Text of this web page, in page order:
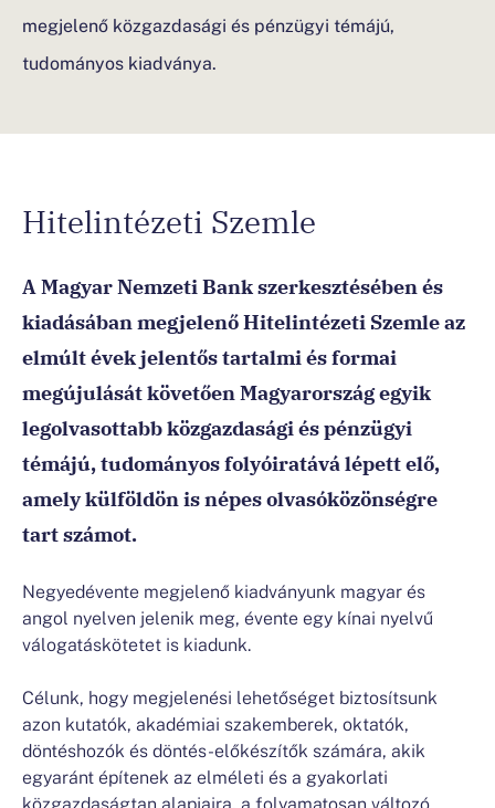
megjelenő közgazdasági és pénzügyi témájú,
tudományos kiadványa.
Hitelintézeti Szemle
A Magyar Nemzeti Bank szerkesztésében és
kiadásában megjelenő Hitelintézeti Szemle az
elmúlt évek jelentős tartalmi és formai
megújulását követően Magyarország egyik
legolvasottabb közgazdasági és pénzügyi
témájú, tudományos folyóiratává lépett elő,
amely külföldön is népes olvasóközönségre
tart számot.
Negyedévente megjelenő kiadványunk magyar és
angol nyelven jelenik meg, évente egy kínai nyelvű
válogatáskötetet is kiadunk.
Célunk, hogy megjelenési lehetőséget biztosítsunk
azon kutatók, akadémiai szakemberek, oktatók,
döntéshozók és döntés-előkészítők számára, akik
egyaránt építenek az elméleti és a gyakorlati
közgazdaságtan alapjaira, a folyamatosan változó